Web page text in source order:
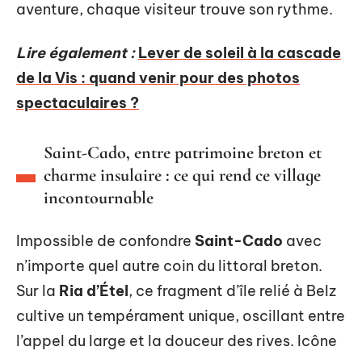
aventure, chaque visiteur trouve son rythme.
Lire également : Lever de soleil à la cascade
de la Vis : quand venir pour des photos
spectaculaires ?
Saint-Cado, entre patrimoine breton et
charme insulaire : ce qui rend ce village
incontournable
Impossible de confondre Saint-Cado avec
n’importe quel autre coin du littoral breton.
Sur la Ria d’Étel, ce fragment d’île relié à Belz
cultive un tempérament unique, oscillant entre
l’appel du large et la douceur des rives. Icône